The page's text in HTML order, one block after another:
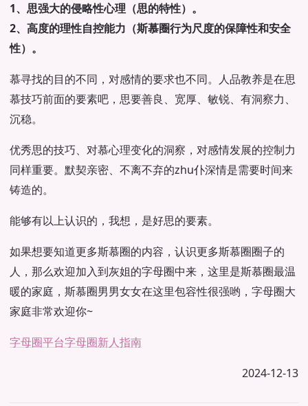
1、思强大的侵略性心理（思的特性）。
2、高度的理性自控能力（斯慕圈行为尺度的保障性和安全
性）。
慕寻找的目的不同，对感情的要求也不同。人品教养是在思
慕技巧前面的要素吧，思要善良、宽厚、敏锐、有洞察力、
沉稳。
优秀思的技巧、对慕心理变化的洞察，对感情发展的控制力
同样重要。默契亲密、不离不弃的zhu仆深情是需要时间来
铸造的。
能够有以上认识的，我想，是好思的要素。
如果想要知道更多斯慕圈的内容，认识更多斯慕圈圈子的
人，那么欢迎加入到灰姐的字母圈中来，这里是斯慕圈最温
暖的家庭，斯慕圈男男女女在这里包容性很强哟，字母圈大
家庭非常欢迎你~
字母圈平台字母圈新人指南
2024-12-13